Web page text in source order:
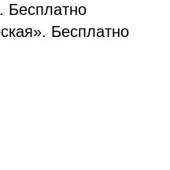
Бесплатно
Бесплатно